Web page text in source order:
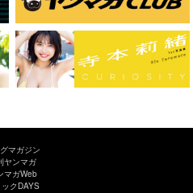
マガジン
ヤンマガ
マガWeb
ックDAYS